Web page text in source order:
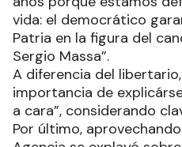
vida: el democrático
Patria en la figura del
Sergio Massa”.
A diferencia del
importancia de
a cara”, considerando
Por último,